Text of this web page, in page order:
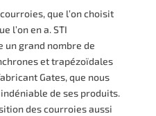
que l’on choisit
l’on en a. STI
un grand nombre de
et trapézoïdales
Gates, que nous
de ses produits.
des courroies aussi